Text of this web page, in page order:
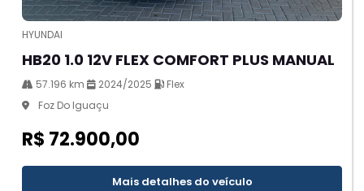
HYUNDAI
HB20 1.0 12V FLEX COMFORT PLUS MANUAL
57.196 km 2024/2025
Flex
Foz Do Iguaçu
R$ 72.900,00
Mais detalhes do veículo